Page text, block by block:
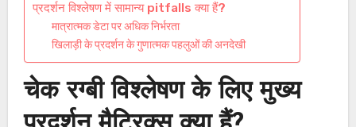
प्रदर्शन विश्लेषण में सामान्य pitfalls क्या हैं?
मात्रात्मक डेटा पर अधिक निर्भरता
खिलाड़ी के प्रदर्शन के गुणात्मक पहलुओं की अनदेखी
चेक रग्बी विश्लेषण के लिए मुख्य